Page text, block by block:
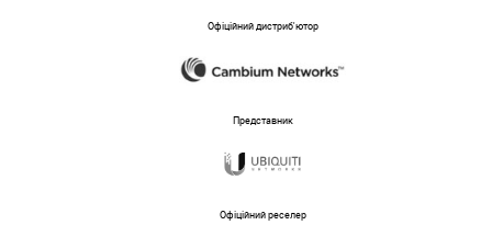
Офіційний дистриб'ютор
Представник
Офіційний реселер